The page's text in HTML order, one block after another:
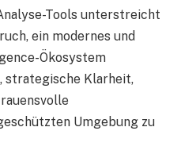
Tools unterstreicht
ein modernes und
Ökosystem
strategische Klarheit,
Umgebung zu